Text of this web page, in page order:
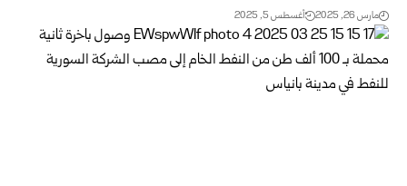
مارس 26, 2025 أغسطس 5, 2025